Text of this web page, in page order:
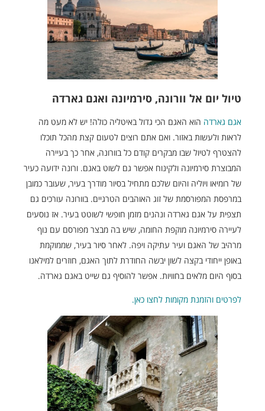
טיול יום אל וורונה, סירמיונה ואגם גארדה
אגם גארדההוא האגם הכי גדול באיטליה כולה! יש לא מעט מה
לראות ולעשות באזור. ואם אתם רוצים לטעום קצת מהכל תוכלו
להצטרף לטיול שבו מבקרים קודם כל בוורונה, אחר כך בעיירה
המבוצרת סירמיונה ולקינוח אפשר גם לשוט באגם. ורונה ידועה כעיר
של רומיאו ויוליה והיום שלכם מתחיל בסיור מודרך בעיר, שעובר כמובן
במרפסת המפורסמת של זוג האוהבים הטרגיים. בוורונה עורכים גם
תצפית על אגם גארדה ונהנים מזמן חופשי לשוטט בעיר. אז נוסעים
לעיירה סירמיונה מוקפת החומה, שיש בה מבצר מפורסם עם נוף
מרהיב של האגם ועיר עתיקה ויפה. לאחר סיור בעיר, שממוקמת
באופן ייחודי בקצה לשון יבשה החודרת לתוך האגם, חוזרים למילאנו
בסוף היום מלאים בחוויות. אפשר להוסיף גם שייט באגם גארדה.
לפרטים והזמנת מקומות לחצו כאן.